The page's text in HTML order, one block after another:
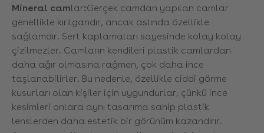
Mineral camlar:Gerçek camdan yapılan camlar
genellikle kırılgandır, ancak aslında özellikle
sağlamdır. Sert kaplamaları sayesinde kolay kolay
çizilmezler. Camların kendileri plastik camlardan
daha ağır olmasına rağmen, çok daha ince
taşlanabilirler. Bu nedenle, özellikle ciddi görme
kusurları olan kişiler için uygundurlar, çünkü ince
kesimleri onlara aynı tasarıma sahip plastik
lenslerden daha estetik bir görünüm kazandırır.